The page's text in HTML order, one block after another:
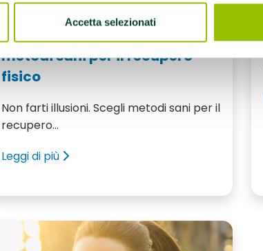
Accetta selezionati
09 Ottobre 2018
Non farti illusioni. Scegli
metodi sani per il recupero
fisico
Non farti illusioni. Scegli metodi sani per il
recupero...
Leggi di più